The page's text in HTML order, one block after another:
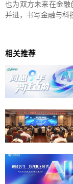
也为双方未来在金
并进，书写金融与科
相关推荐